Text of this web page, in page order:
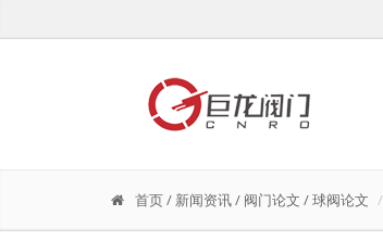
首页/ 新闻资讯/ 阀门论文 /球阀论文